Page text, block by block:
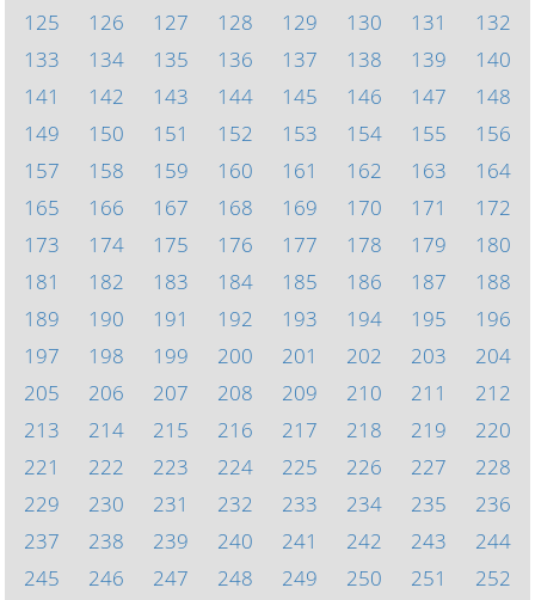
125
126 127 128 129 130 131
132
133
134 135 136 137 138 139
140
141
142 143 144 145 146 147
148
149
150 151 152 153 154 155
156
157
158 159 160 161 162 163
164
165
166 167 168 169 170 171
172
173
174 175 176 177 178 179
180
181
182 183 184 185 186 187
188
189
190 191 192 193 194 195
196
197
198 199 200 201 202 203
204
205
206 207 208 209 210 211
212
213
214 215 216 217 218 219
220
221
222 223 224 225 226 227
228
229
230 231 232 233 234 235
236
237
238 239 240 241 242 243
244
245
246 247 248 249 250 251
252